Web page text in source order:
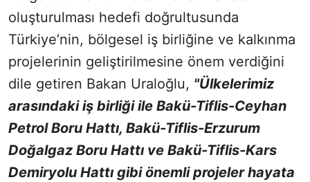
oluşturulması hedefi doğrultusunda
Türkiye’nin, bölgesel iş birliğine ve kalkınma
projelerinin geliştirilmesine önem verdiğini
dile getiren Bakan Uraloğlu, "Ülkelerimiz
arasındaki iş birliği ile Bakü-Tiflis-Ceyhan
Petrol Boru Hattı, Bakü-Tiflis-Erzurum
Doğalgaz Boru Hattı ve Bakü-Tiflis-Kars
Demiryolu Hattı gibi önemli projeler hayata